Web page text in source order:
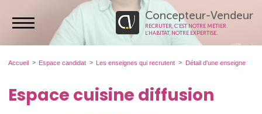
Concepteur-Vendeur
RECRUTER, C’EST NOTRE MÉTIER.
L’HABITAT, NOTRE EXPERTISE.
Accueil Espace candidat Les enseignes qui recrutent Détail d'une enseigne
Espace cuisine diffusion